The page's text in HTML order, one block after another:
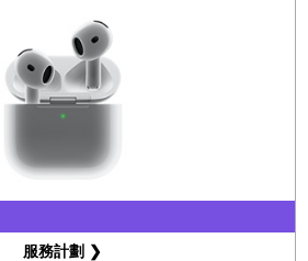
服務計劃 ❯